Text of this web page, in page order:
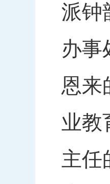
派钟
办事
恩来
业教
主任